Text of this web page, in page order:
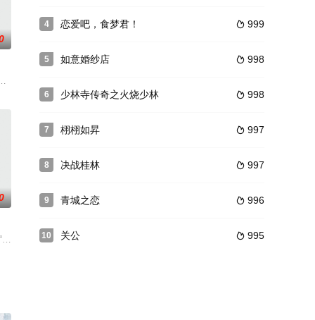
不，灵魂则寄生在了宠物龟贱贱身上。
汽车和迎面而来的货车相撞。诡异的是，货车上搭载着一具棺材，净植的
之一，是宋氏家族的奠基人，其培育了一门俊杰，影响了半个世纪的近现代
斗又生死相救，情愫暗生。冯夕不择
，与朱西宁、马赛等人紧急成立第十支队——反电诈支队，与现在越发猖
幻”等时下热门话题展开剧情的网络剧。
4  999
恋爱吧，食梦君！
5  998
如意婚纱店
6  998
少林寺传奇之火烧少林
7  997
栩栩如昇
8  997
决战桂林
9  996
青城之恋
10  995
关公